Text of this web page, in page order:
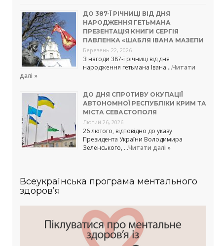
ДО 387-Ї РІЧНИЦІ ВІД ДНЯ
НАРОДЖЕННЯ ГЕТЬМАНА
ПРЕЗЕНТАЦІЯ КНИГИ СЕРГІЯ
ПАВЛЕНКА «ШАБЛЯ ІВАНА МАЗЕПИ
Березень 22, 2026
З нагоди 387-ї річниці від дня
народження гетьмана Івана …Читати
далі »
ДО ДНЯ СПРОТИВУ ОКУПАЦІЇ
АВТОНОМНОЇ РЕСПУБЛІКИ КРИМ ТА
МІСТА СЕВАСТОПОЛЯ
Лютий 26, 2026
26 лютого, відповідно до указу
Президента України Володимира
Зеленського, …Читати далі »
Всеукраїнська програма ментального
здоров’я